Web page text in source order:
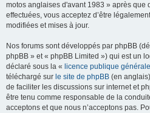
motos anglaises d'avant 1983 » après que
effectuées, vous acceptez d’être
modifiées et mises à jour.
Nos forums sont développés par phpBB
phpBB » et « phpBB Limited ») qui est un
déclaré sous la « licence publique
téléchargé sur le site de phpBB (en
de faciliter les discussions sur internet et
être tenu comme responsable de la
acceptons et que nous n’acceptons pas.